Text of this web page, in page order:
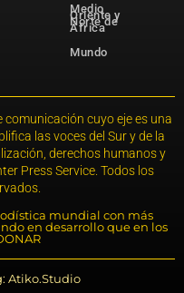
Medio
Oriente y
Norte de
África
Mundo
cuyo eje es una
las voces del Sur y de la
derechos humanos y
Press Service. Todos los
mundial con más
en desarrollo que en los
Atiko.Studio